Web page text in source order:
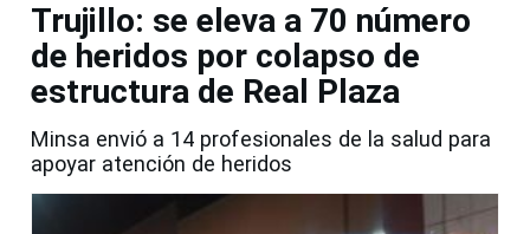
Trujillo: se eleva a 70 número
de heridos por colapso de
estructura de Real Plaza
Minsa envió a 14 profesionales de la salud para
apoyar atención de heridos